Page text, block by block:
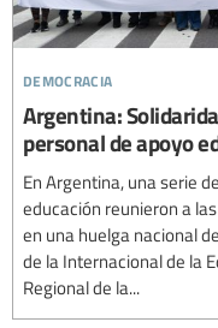
democracia
Argentina:
personal de apoyo
En Argentina, una serie
educación reunieron a
en una huelga nacional
de la Internacional de la
Regional de la...